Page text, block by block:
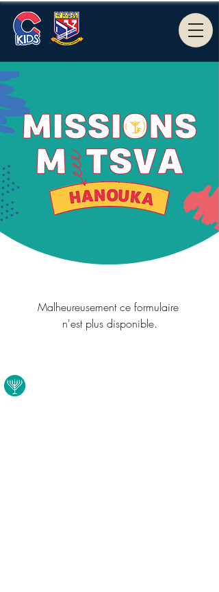
Malheureusement ce formulaire
n'est plus disponible.